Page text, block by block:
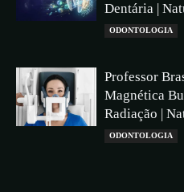
Dentária |
ODONTOLOGIA
Professor
Magnética
Radiação |
ODONTOLOGIA